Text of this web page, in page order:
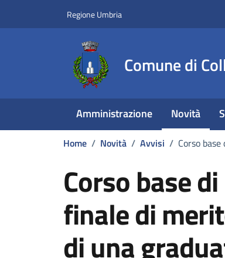
Regione Umbria
Comune di
Amministrazione Novità
Home / Novità / Avvisi / Corso
Corso base
finale di
di una